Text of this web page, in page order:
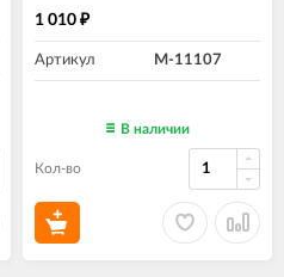
1 010 ₽
Артикул M-11107
В наличии
Кол-во